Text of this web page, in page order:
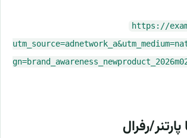
https://